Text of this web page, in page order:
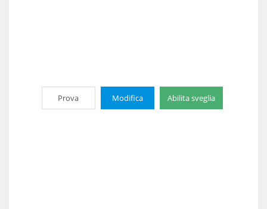
Prova Modifica Abilita sveglia